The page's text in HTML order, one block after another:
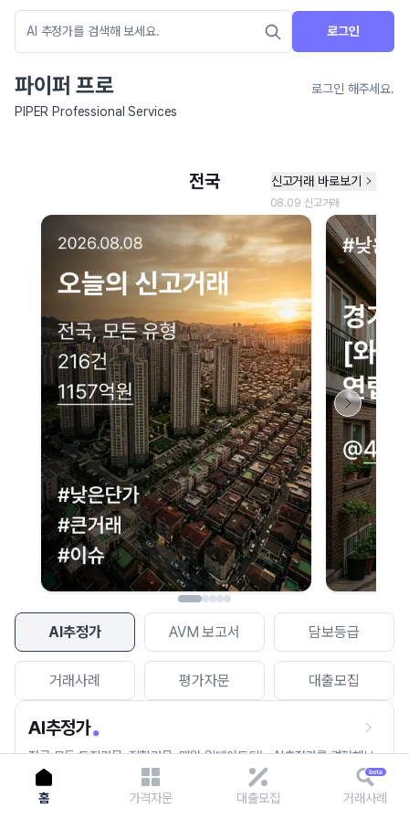
로그인
파이퍼 프로
로그인 해주세요.
PIPER Professional Services
AI추정가 AVM 보고서 담보등급
거래사례 평가자문 대출모집
AI추정가
전국 모든 토지건물, 집합건물, 매월 업데이트되는 AI추정가를 경험해보
세요.
네이버 지도 연결 안내
현재 네이버 지도 연결이 원활하지 않아 지도를 불러올 수 없습니다.
이용에 불편을 드려 죄송합니다.
다시 시도
홈 가격자문 대출모집 거래사례